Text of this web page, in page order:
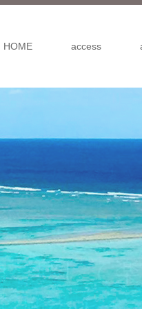
HOME access
ム島で生